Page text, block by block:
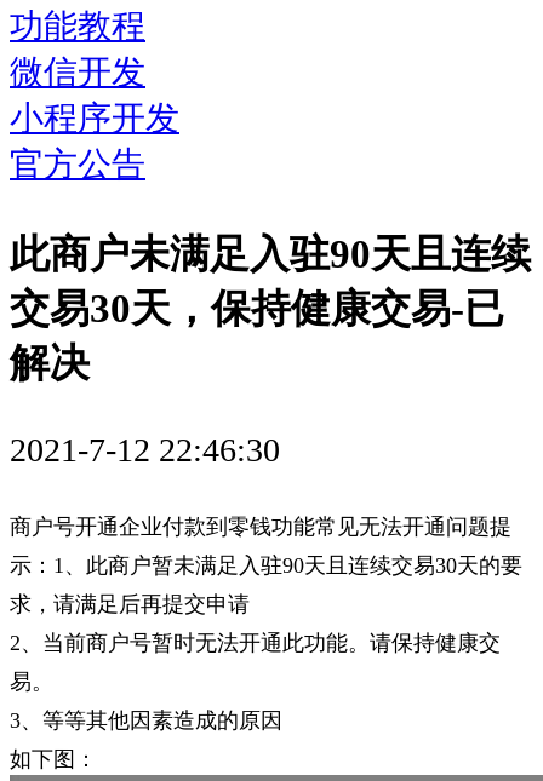
功能教程
微信开发
小程序开发
官方公告
此商户未满足入驻90天且连续
交易30天，保持健康交易-已
解决
2021-7-12 22:46:30
商户号开通企业付款到零钱功能常见无法开通问题提
示： 1、此商户暂未满足入驻90天且连续交易30天的要
求，请满足后再提交申请
2、当前商户号暂时无法开通此功能。请保持健康交
易。
3、等等其他因素造成的原因
如下图：